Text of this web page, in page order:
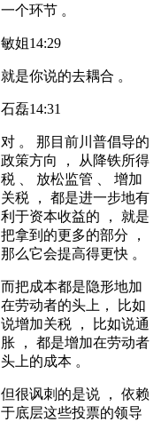
一个环节 。
敏姐14:29
就是你说的去耦合 。
石磊14:31
对 。 那目前川普倡导的
政策方向 ， 从降铁所得
税 、 放松监管 、 增加
关税 ， 都是进一步地有
利于资本收益的 ， 就是
把拿到的更多的部分 ，
那么它会提高得更快 。
而把成本都是隐形地加
在劳动者的头上， 比如
说增加关税 ， 比如说通
胀 ， 都是增加在劳动者
头上的成本 。
但很讽刺的是说 ， 依赖
于底层这些投票的领导